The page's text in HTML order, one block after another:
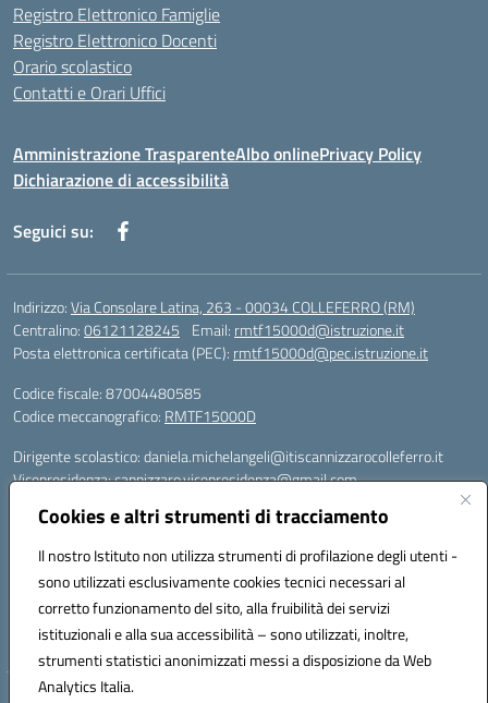
Cookies e altri strumenti di tracciamento
Il nostro Istituto non utilizza strumenti di profilazione degli utenti -
sono utilizzati esclusivamente cookies tecnici necessari al
corretto funzionamento del sito, alla fruibilità dei servizi
istituzionali e alla sua accessibilità – sono utilizzati, inoltre,
strumenti statistici anonimizzati messi a disposizione da Web
Analytics Italia.
Registro Elettronico Famiglie
Registro Elettronico Docenti
Orario scolastico
Contatti e Orari Uffici
Amministrazione TrasparenteAlbo onlinePrivacy Policy
Dichiarazione di accessibilità
Seguici su:
Indirizzo:Via Consolare Latina, 263 - 00034 COLLEFERRO (RM)
Centralino:06121128245 Email: rmtf15000d@istruzione.it
Posta elettronica certificata (PEC): rmtf15000d@pec.istruzione.it
Codice fiscale: 87004480585
Codice meccanografico: RMTF15000D
Dirigente scolastico: daniela.michelangeli@itiscannizzarocolleferro.it
Vicepresidenza: cannizzaro.vicepresidenza@gmail.com
Supporto piattaforme DDI (creazione account e rigenerazione credenziali)
supporto_gsuite@itiscannizzarocolleferro.it
Microsoft Office 365 (Teams):
supporto_office365@cannizzaro.onmicrosoft.com